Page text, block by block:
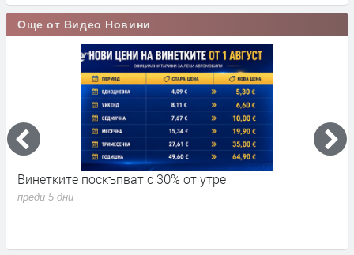
Още от Видео Новини
Винетките поскъпват с 30% от утре
преди 5 дни